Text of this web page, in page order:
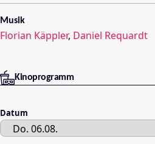
Musik
Florian Käppler, Daniel Requardt
Kinoprogramm
Datum